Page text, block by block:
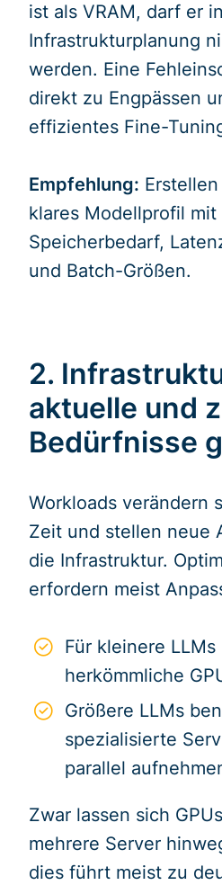
ist als VRAM, darf er
Infrastrukturplanung
werden. Eine
direkt zu Engpässen
effizientes Fine-
Empfehlung:
klares Modellprofil mit
Speicherbedarf,
und Batch-Größen.
2.
aktuelle und
Bedürfnisse
Workloads verändern
Zeit und stellen neue
die Infrastruktur.
erfordern meist
Für kleinere
herkömmliche
Größere LLMs
spezialisierte
parallel
Zwar lassen sich
mehrere Server
dies führt meist zu